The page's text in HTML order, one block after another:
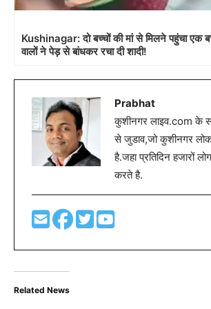
Kushinagar: दो बच्चों की मां से मिलने पहुंचा एक
वालों ने पेड़ से बांधकर रचा दी शादी!
Prabhat
कुशीनगर लाइव.com के
से जुडाव,जो कुशीनगर
है.जहा प्रतिदिन हजारों
करते है.
Related News